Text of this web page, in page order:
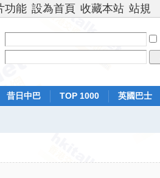
功能 設為首頁 收藏本站 站規
昔日中巴 TOP 1000
英國巴士